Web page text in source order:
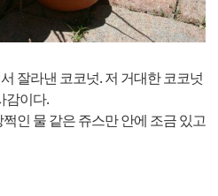
잘라낸 코코넛. 저 거대한 코코넛
감이다.
인 물 같은 쥬스만 안에 조금 있고